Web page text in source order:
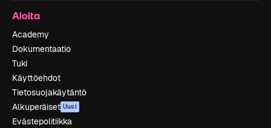
Aloita
Academy
Dokumentaatio
Tuki
Käyttöehdot
Tietosuojakäytäntö
Alkuperäiset Uusi
Evästepolitiikka